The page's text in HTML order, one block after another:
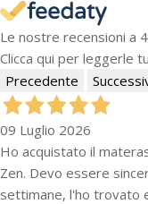
Le nostre recensioni a
Clicca qui per leggerle
Precedente
09 Luglio 2026
Ho acquistato il
Zen. Devo essere
settimane, l'ho trovato